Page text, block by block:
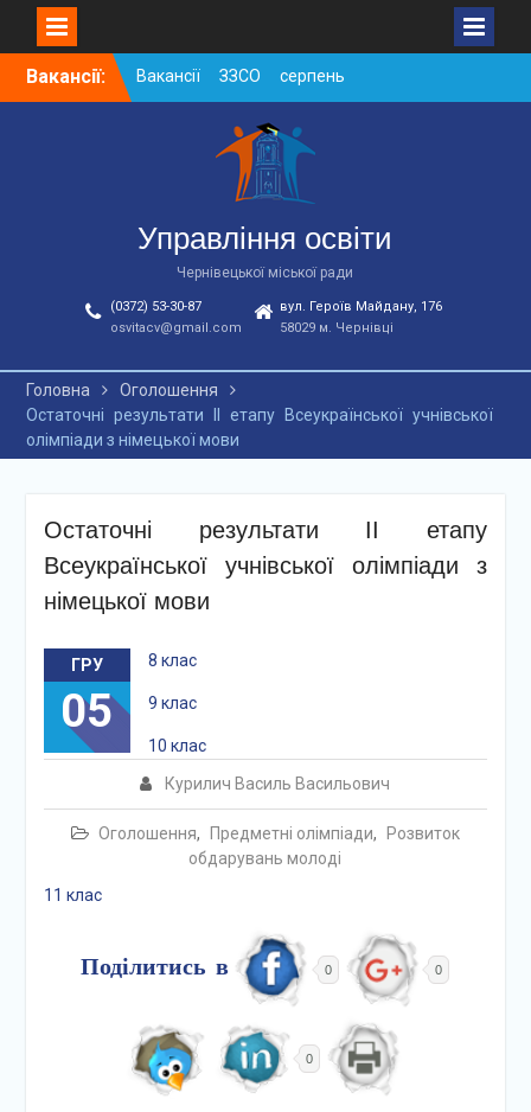
SkipВакансії:
Вакансії ЗЗСО серпень
2026
Вакансії ЗЗСО червень
Вакансії у ЗДО та
дошкільних підрозділах
ЗЗСО станом на
01.08.2026 р.
Управління освіти
Чернівецької міської ради
(0372) 53-30-87
osvitacv@gmail.com
вул. Героїв Майдану, 176
58029 м. Чернівці
Головна
Оголошення
Остаточні результати ІІ етапу Всеукраїнської учнівської
олімпіади з німецької мови
Остаточні результати ІІ етапу
Всеукраїнської учнівської олімпіади з
німецької мови
ГРУ
05
Курилич Василь Васильович
Оголошення, Предметні олімпіади,
Розвиток
обдарувань молоді
8 клас
9 клас
10 клас
11 клас
Поділитись в 0 0
0